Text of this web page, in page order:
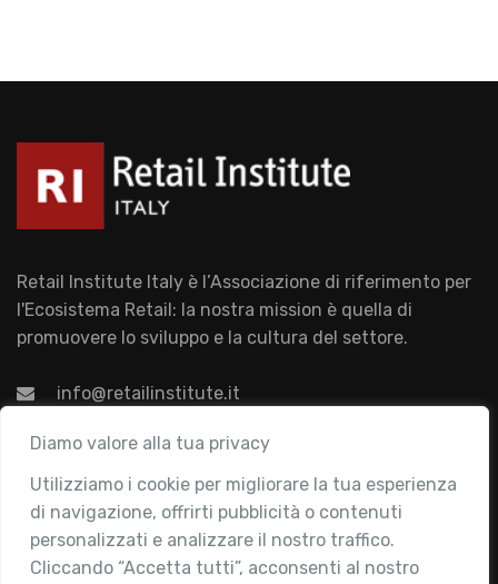
Diamo valore alla tua privacy
Utilizziamo i cookie per migliorare la tua esperienza
di navigazione, offrirti pubblicità o contenuti
personalizzati e analizzare il nostro traffico.
Cliccando “Accetta tutti”, acconsenti al nostro
Retail Institute Italy è l’Associazione di riferimento per
l'Ecosistema Retail: la nostra mission è quella di
promuovere lo sviluppo e la cultura del settore.
info@retailinstitute.it
Associazione
Chi siamo
Attività
Contatti